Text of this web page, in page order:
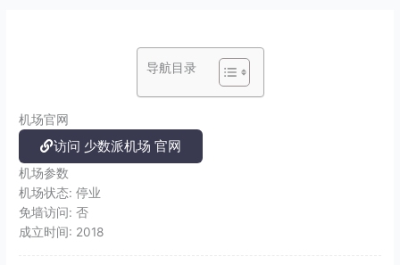
导航目录
机场官网
访问 少数派机场 官网
机场参数
机场状态:停业
免墙访问:否
成立时间: 2018